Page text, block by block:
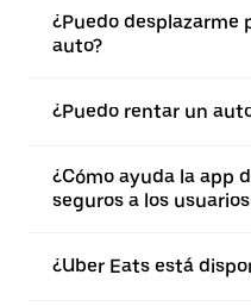
¿Puedo desplazarme
auto?
¿Puedo rentar un
¿Cómo ayuda la app
seguros a los
¿Uber Eats está